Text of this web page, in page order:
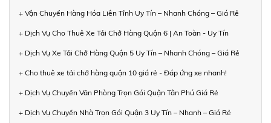
+ Vận Chuyển Hàng Hóa Liên Tỉnh Uy Tín – Nhanh Chóng – Giá Rẻ
+ Dịch Vụ Cho Thuê Xe Tải Chở Hàng Quận 6 | An Toàn - Uy Tín
+ Dịch Vụ Xe Tải Chở Hàng Quận 5 Uy Tín – Nhanh Chóng – Giá Rẻ
+ Cho thuê xe tải chở hàng quận 10 giá rẻ - Đáp ứng xe nhanh!
+ Dịch Vụ Chuyển Văn Phòng Trọn Gói Quận Tân Phú Giá Rẻ
+ Dịch Vụ Chuyển Nhà Trọn Gói Quận 3 Uy Tín – Nhanh – Giá Rẻ